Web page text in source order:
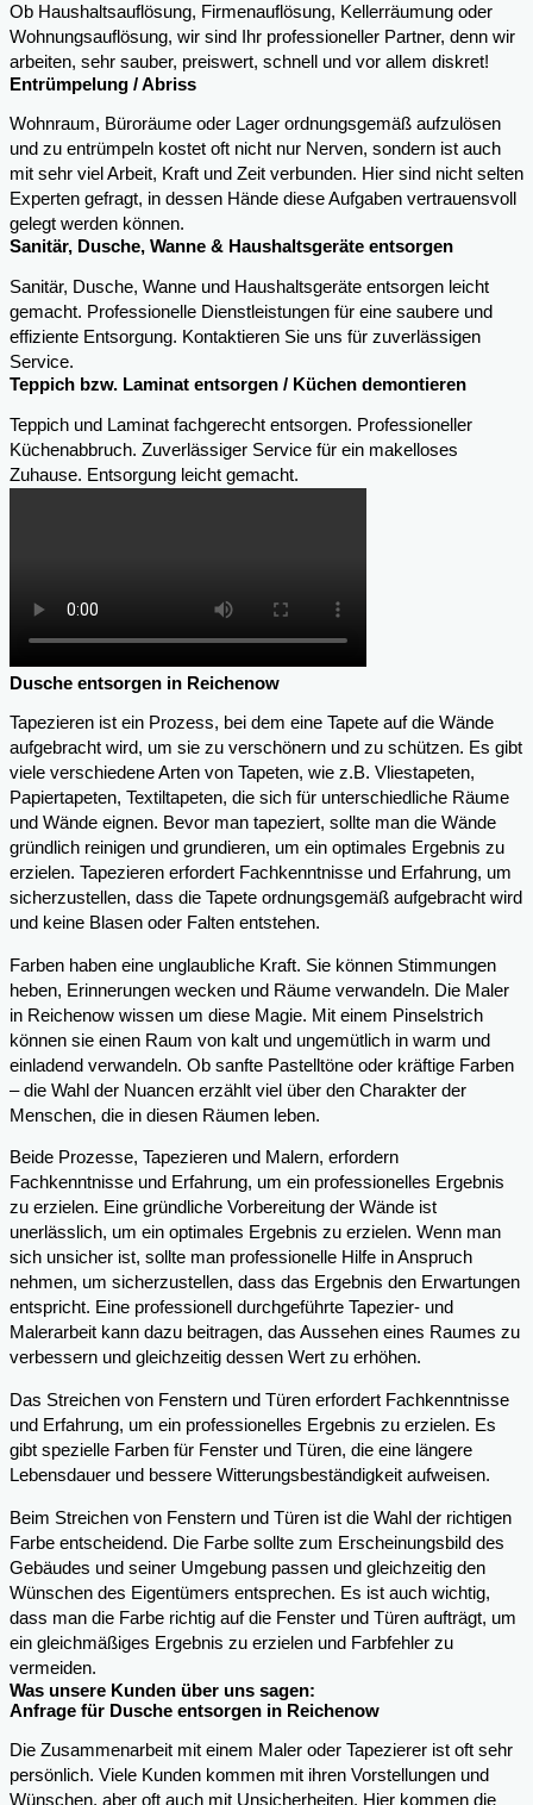
Ob Haushaltsauflösung, Firmenauflösung, Kellerräumung oder
Wohnungsauflösung, wir sind Ihr professioneller Partner, denn wir
arbeiten, sehr sauber, preiswert, schnell und vor allem diskret!
Entrümpelung / Abriss
Wohnraum, Büroräume oder Lager ordnungsgemäß aufzulösen
und zu entrümpeln kostet oft nicht nur Nerven, sondern ist auch
mit sehr viel Arbeit, Kraft und Zeit verbunden. Hier sind nicht selten
Experten gefragt, in dessen Hände diese Aufgaben vertrauensvoll
gelegt werden können.
Sanitär, Dusche, Wanne & Haushaltsgeräte entsorgen
Sanitär, Dusche, Wanne und Haushaltsgeräte entsorgen leicht
gemacht. Professionelle Dienstleistungen für eine saubere und
effiziente Entsorgung. Kontaktieren Sie uns für zuverlässigen
Service.
Teppich bzw. Laminat entsorgen / Küchen demontieren
Teppich und Laminat fachgerecht entsorgen. Professioneller
Küchenabbruch. Zuverlässiger Service für ein makelloses
Zuhause. Entsorgung leicht gemacht.
Dusche entsorgen in Reichenow
Tapezieren ist ein Prozess, bei dem eine Tapete auf die Wände
aufgebracht wird, um sie zu verschönern und zu schützen. Es gibt
viele verschiedene Arten von Tapeten, wie z.B. Vliestapeten,
Papiertapeten, Textiltapeten, die sich für unterschiedliche Räume
und Wände eignen. Bevor man tapeziert, sollte man die Wände
gründlich reinigen und grundieren, um ein optimales Ergebnis zu
erzielen. Tapezieren erfordert Fachkenntnisse und Erfahrung, um
sicherzustellen, dass die Tapete ordnungsgemäß aufgebracht wird
und keine Blasen oder Falten entstehen.
Farben haben eine unglaubliche Kraft. Sie können Stimmungen
heben, Erinnerungen wecken und Räume verwandeln. Die Maler
in Reichenow wissen um diese Magie. Mit einem Pinselstrich
können sie einen Raum von kalt und ungemütlich in warm und
einladend verwandeln. Ob sanfte Pastelltöne oder kräftige Farben
– die Wahl der Nuancen erzählt viel über den Charakter der
Menschen, die in diesen Räumen leben.
Beide Prozesse, Tapezieren und Malern, erfordern
Fachkenntnisse und Erfahrung, um ein professionelles Ergebnis
zu erzielen. Eine gründliche Vorbereitung der Wände ist
unerlässlich, um ein optimales Ergebnis zu erzielen. Wenn man
sich unsicher ist, sollte man professionelle Hilfe in Anspruch
nehmen, um sicherzustellen, dass das Ergebnis den Erwartungen
entspricht. Eine professionell durchgeführte Tapezier- und
Malerarbeit kann dazu beitragen, das Aussehen eines Raumes zu
verbessern und gleichzeitig dessen Wert zu erhöhen.
Das Streichen von Fenstern und Türen erfordert Fachkenntnisse
und Erfahrung, um ein professionelles Ergebnis zu erzielen. Es
gibt spezielle Farben für Fenster und Türen, die eine längere
Lebensdauer und bessere Witterungsbeständigkeit aufweisen.
Beim Streichen von Fenstern und Türen ist die Wahl der richtigen
Farbe entscheidend. Die Farbe sollte zum Erscheinungsbild des
Gebäudes und seiner Umgebung passen und gleichzeitig den
Wünschen des Eigentümers entsprechen. Es ist auch wichtig,
dass man die Farbe richtig auf die Fenster und Türen aufträgt, um
ein gleichmäßiges Ergebnis zu erzielen und Farbfehler zu
vermeiden.
Was unsere Kunden über uns sagen:
Anfrage für Dusche entsorgen in Reichenow
Die Zusammenarbeit mit einem Maler oder Tapezierer ist oft sehr
persönlich. Viele Kunden kommen mit ihren Vorstellungen und
Wünschen, aber oft auch mit Unsicherheiten. Hier kommen die